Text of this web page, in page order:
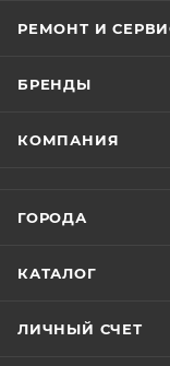
РЕМОНТ И
БРЕНДЫ
КОМПАНИЯ
ГОРОДА
КАТАЛОГ
ЛИЧНЫЙ СЧЕТ